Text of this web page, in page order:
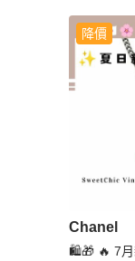
降價
Chanel
🛍️🎁 🔥 7月新品【預訂】 💘 新款